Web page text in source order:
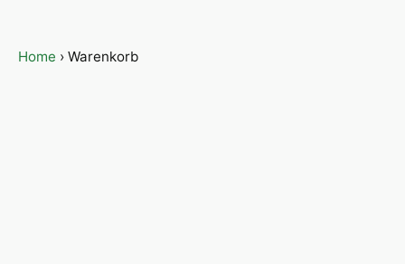
Home › Warenkorb